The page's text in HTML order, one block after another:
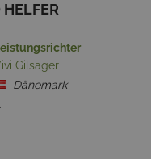
Gilsager
Dänemark